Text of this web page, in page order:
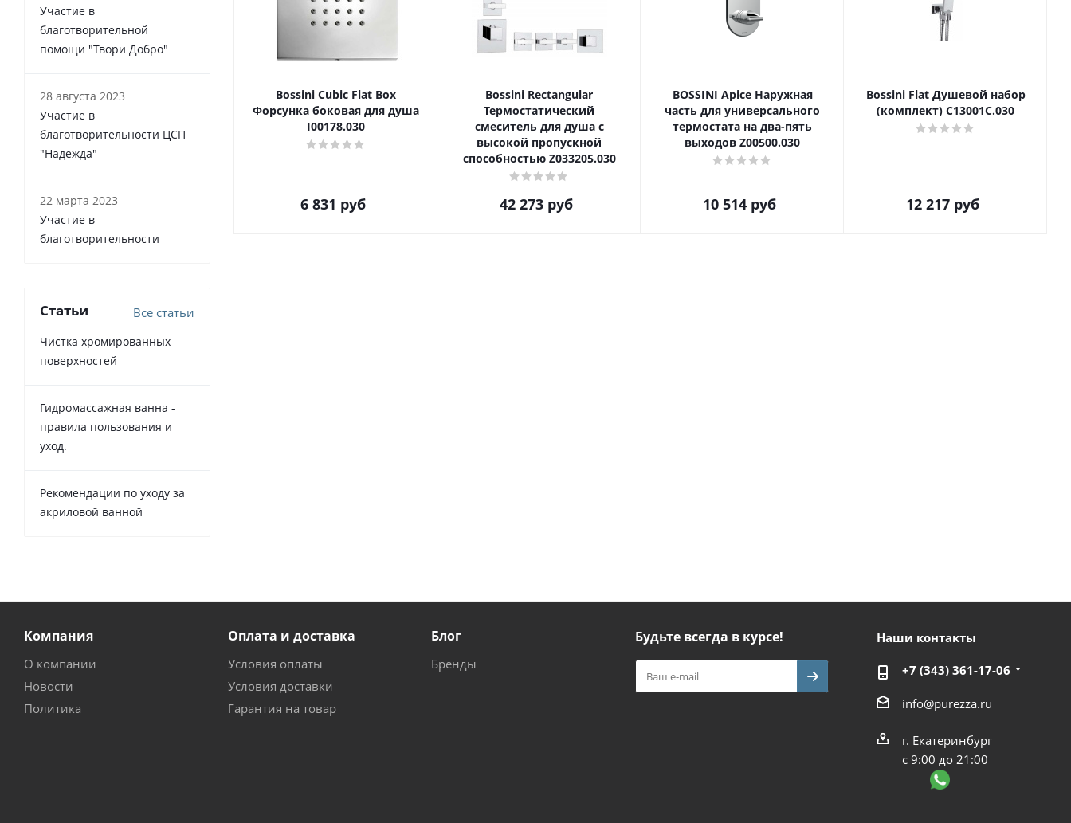
Bossini Cubic Flat Box
Форсунка боковая для душа
I00178.030
6 831 руб
Bossini Rectangular
Термостатический
смеситель для душа с
высокой пропускной
способностью Z033205.030
42 273 руб
BOSSINI Apice Наружная
часть для универсального
термостата на два-пять
выходов Z00500.030
10 514 руб
Bossini Flat Душевой набор
(комплект) C13001C.030
12 217 руб
Участие в
благотворительной
помощи "Твори Добро"
28 августа 2023
Участие в
благотворительности ЦСП
"Надежда"
22 марта 2023
Участие в
благотворительности
Статьи Все статьи
Чистка хромированных
поверхностей
Гидромассажная ванна -
правила пользования и
уход.
Рекомендации по уходу за
акриловой ванной
Компания
О компании
Новости
Политика
Оплата и доставка
Условия оплаты
Условия доставки
Гарантия на товар
Блог
Бренды
Будьте всегда в курсе! Наши контакты
+7 (343) 361-17-06
info@purezza.ru
г. Екатеринбург
с 9:00 до 21:00